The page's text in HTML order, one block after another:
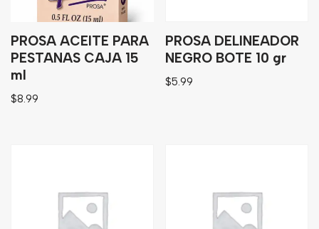
Enlatados
Sopas
Atoles
Galletas
Golosinas
PROSA ACEITE PARA
PESTANAS CAJA 15
ml
$8.99
PROSA DELINEADOR
NEGRO BOTE 10 gr
$5.99